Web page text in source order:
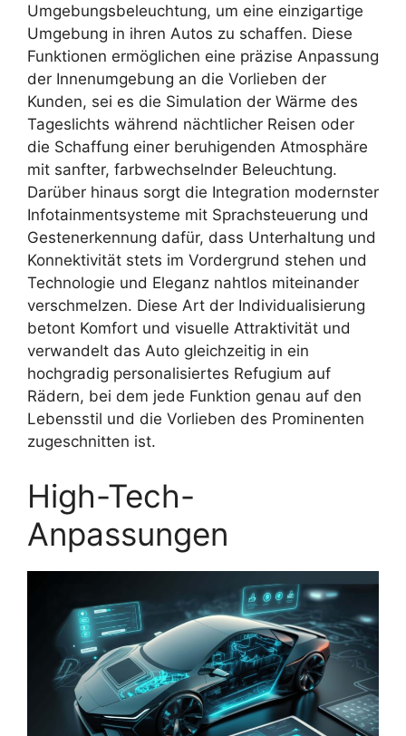
Umgebungsbeleuchtung, um eine einzigartige
Umgebung in ihren Autos zu schaffen. Diese
Funktionen ermöglichen eine präzise Anpassung
der Innenumgebung an die Vorlieben der
Kunden, sei es die Simulation der Wärme des
Tageslichts während nächtlicher Reisen oder
die Schaffung einer beruhigenden Atmosphäre
mit sanfter, farbwechselnder Beleuchtung.
Darüber hinaus sorgt die Integration modernster
Infotainmentsysteme mit Sprachsteuerung und
Gestenerkennung dafür, dass Unterhaltung und
Konnektivität stets im Vordergrund stehen und
Technologie und Eleganz nahtlos miteinander
verschmelzen. Diese Art der Individualisierung
betont Komfort und visuelle Attraktivität und
verwandelt das Auto gleichzeitig in ein
hochgradig personalisiertes Refugium auf
Rädern, bei dem jede Funktion genau auf den
Lebensstil und die Vorlieben des Prominenten
zugeschnitten ist.
High-Tech-
Anpassungen